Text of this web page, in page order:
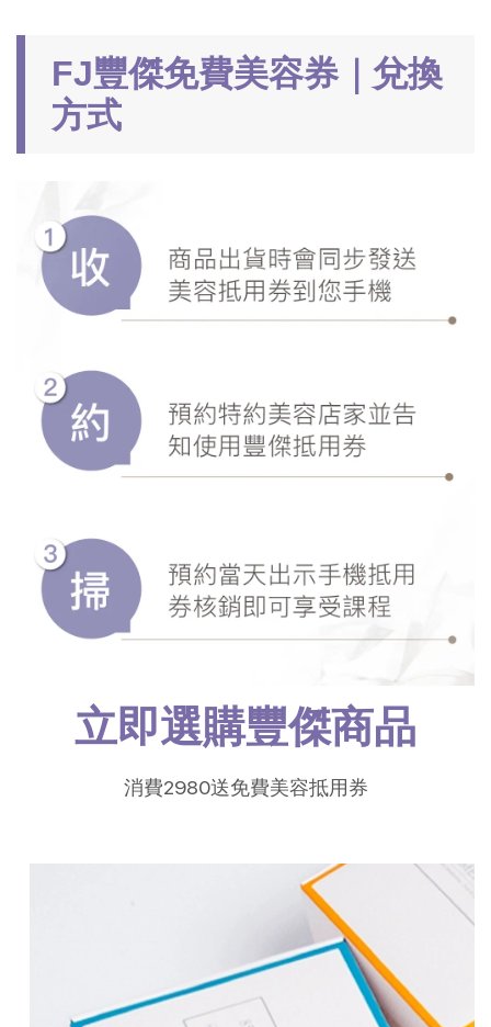
FJ豐傑免費美容券｜兌換
方式
立即選購豐傑商品
消費2980送免費美容抵用券